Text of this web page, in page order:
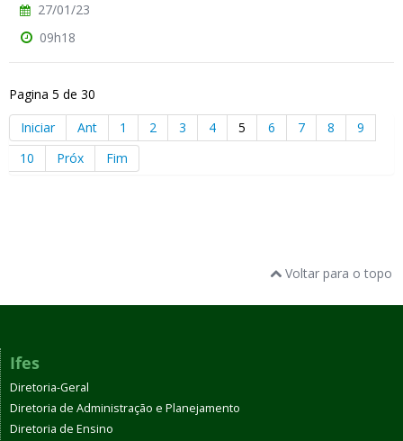
27/01/23
09h18
Pagina 5 de 30
Iniciar
Ant 1 2 3 4 5 6 7 8
9
10
Próx Fim
Voltar para o topo
Ifes
Diretoria-Geral
Diretoria de Administração e Planejamento
Diretoria de Ensino